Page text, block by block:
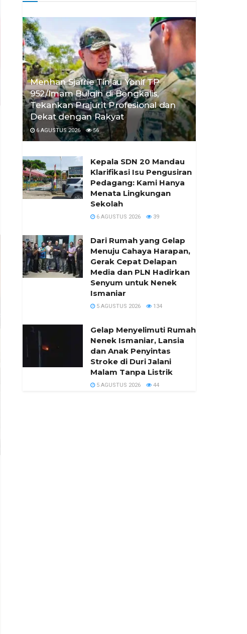
Menhan Sjafrie Tinjau Yonif TP
952/Imam Bulqin di Bengkalis,
Tekankan Prajurit Profesional dan
Dekat dengan Rakyat
6 AGUSTUS 2026 56
Kepala SDN 20 Mandau
Klarifikasi Isu Pengusiran
Pedagang: Kami Hanya
Menata Lingkungan
Sekolah
6 AGUSTUS 2026 39
Dari Rumah yang Gelap
Menuju Cahaya Harapan,
Gerak Cepat Delapan
Media dan PLN Hadirkan
Senyum untuk Nenek
Ismaniar
5 AGUSTUS 2026 134
Gelap Menyelimuti Rumah
Nenek Ismaniar, Lansia
dan Anak Penyintas
Stroke di Duri Jalani
Malam Tanpa Listrik
5 AGUSTUS 2026 44